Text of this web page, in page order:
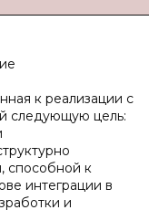
к реализации с
следующую цель:
способной к
интеграции в
и